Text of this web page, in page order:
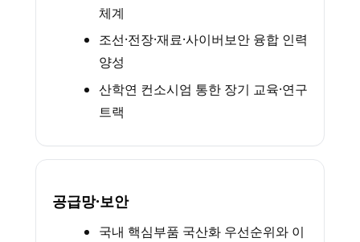
체계
조선·전장·재료·사이버보안 융합 인력
양성
산학연 컨소시엄 통한 장기 교육·연구
트랙
공급망·보안
국내 핵심부품 국산화 우선순위와 이